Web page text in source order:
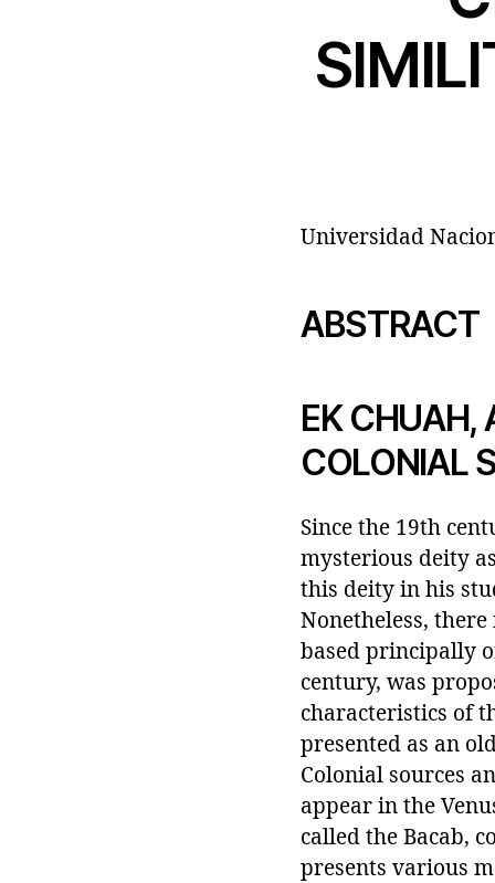
Universidad
ABSTRACT
EK CHUAH,
COLONIAL
Since the 19th
mysterious deity
this deity in his
Nonetheless,
based principally
century, was
characteristics of
presented as an
Colonial sources
appear in the
called the Bacab,
presents various